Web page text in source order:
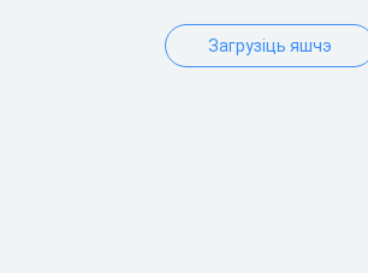
Загрузіць яшчэ